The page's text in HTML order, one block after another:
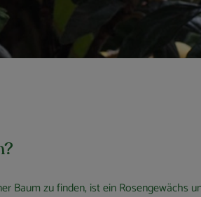
Baum zu finden, ist ein Rosengewächs